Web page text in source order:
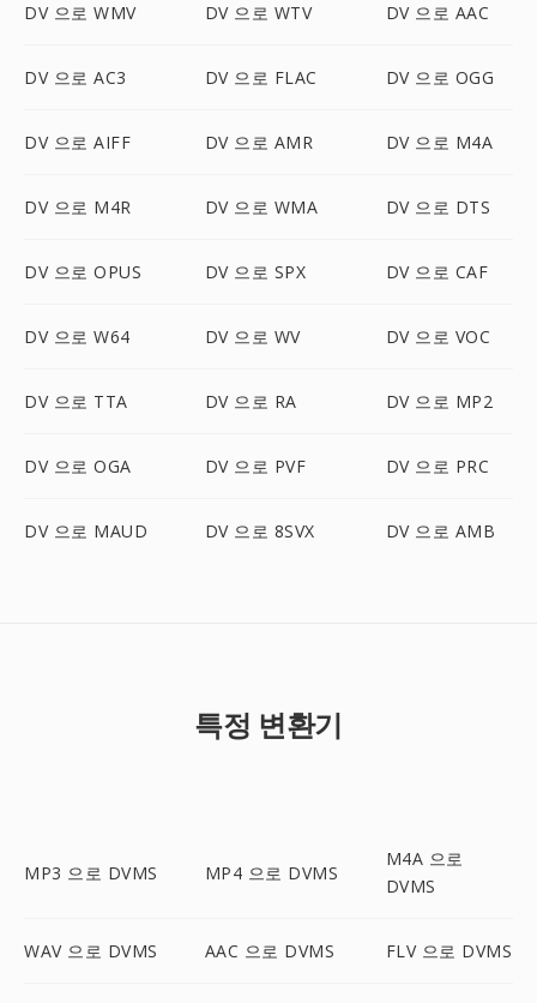
DV 으로 WMV DV 으로 WTV DV 으로 AAC
DV 으로 AC3 DV 으로 FLAC DV 으로 OGG
DV 으로 AIFF DV 으로 AMR DV 으로 M4A
DV 으로 M4R DV 으로 WMA DV 으로 DTS
DV 으로 OPUS DV 으로 SPX DV 으로 CAF
DV 으로 W64 DV 으로 WV DV 으로 VOC
DV 으로 TTA DV 으로 RA DV 으로 MP2
DV 으로 OGA DV 으로 PVF DV 으로 PRC
DV 으로 MAUD DV 으로 8SVX DV 으로 AMB
특정 변환기
MP3 으로 DVMS MP4 으로 DVMS
M4A 으로
DVMS
WAV 으로 DVMS AAC 으로 DVMS FLV 으로 DVMS